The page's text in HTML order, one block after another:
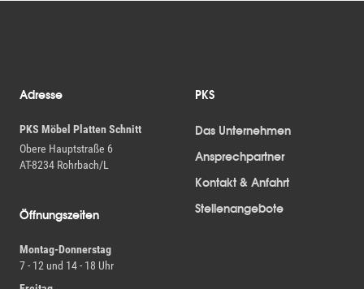
Adresse
PKS Möbel Platten Schnitt
Obere Hauptstraße 6
AT-8234 Rohrbach/L
Öffnungszeiten
Montag-Donnerstag
7 - 12 und 14 - 18 Uhr
PKS
Das Unternehmen
Ansprechpartner
Kontakt & Anfahrt
Stellenangebote